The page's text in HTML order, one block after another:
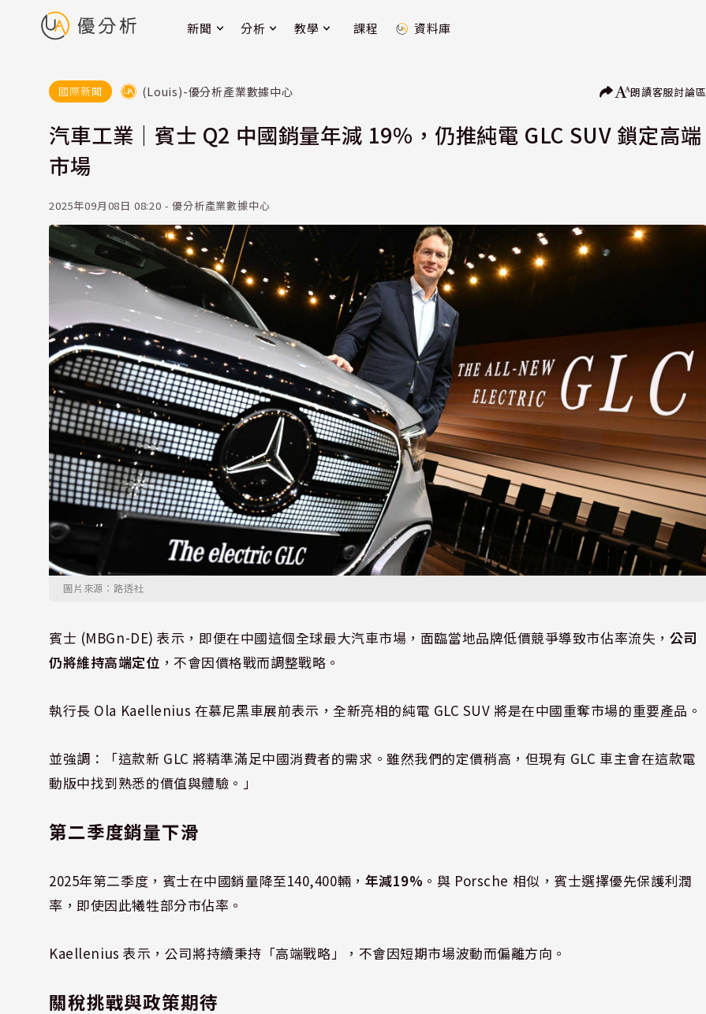
新聞 分析 教學 課程 資料庫
國際新聞 (Louis)-優分析產業數據中心 朗讀客服討論區
汽車工業｜賓士 Q2 中國銷量年減 19%，仍推純電 GLC SUV 鎖定高端
市場
2025年09月08日 08:20 - 優分析產業數據中心
圖片來源：路透社
賓士 (MBGn-DE) 表示，即便在中國這個全球最大汽車市場，面臨當地品牌低價競爭導致市佔率流失， 公司
仍將維持高端定位 ，不會因價格戰而調整戰略。
執行長 Ola Kaellenius 在慕尼黑車展前表示，全新亮相的純電 GLC SUV 將是在中國重奪市場的重要產品。
並強調：「這款新 GLC 將精準滿足中國消費者的需求。雖然我們的定價稍高，但現有 GLC 車主會在這款電
動版中找到熟悉的價值與體驗。」
第二季度銷量下滑
2025年第二季度，賓士在中國銷量降至140,400輛， 年減19% 。與 Porsche 相似，賓士選擇優先保護利潤
率，即使因此犧牲部分市佔率。
Kaellenius 表示，公司將持續秉持「高端戰略」，不會因短期市場波動而偏離方向。
關稅挑戰與政策期待